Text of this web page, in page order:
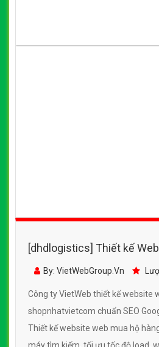
[dhdlogistics] Thiết kế
hàng nhật -
By: VietWebGroup.Vn
Công ty VietWeb thiết kế website
shopnhatvietcom chuẩn SEO
Thiết kế website web mua hộ
máy tìm kiếm, tối ưu tốc độ load,